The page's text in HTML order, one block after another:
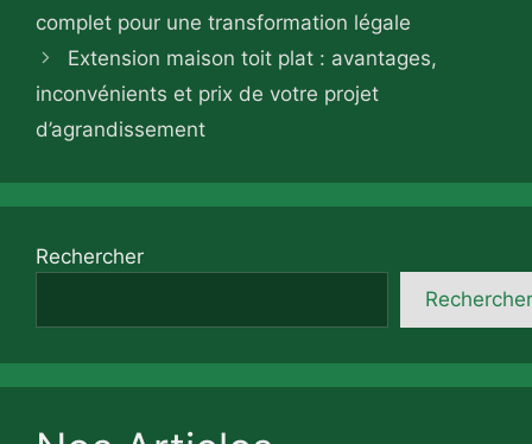
complet pour une transformation légale
Extension maison toit plat : avantages,
inconvénients et prix de votre projet
d’agrandissement
Rechercher
Rechercher